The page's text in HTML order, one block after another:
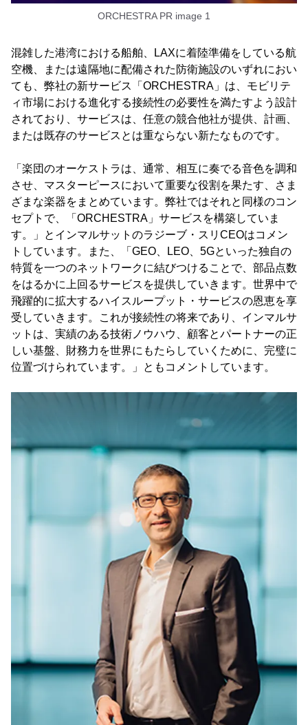
ORCHESTRA PR image 1
混雑した港湾における船舶、LAXに着陸準備をしている航
空機、または遠隔地に配備された防衛施設のいずれにおい
ても、弊社の新サービス「ORCHESTRA」は、モビリテ
ィ市場における進化する接続性の必要性を満たすよう設計
されており、サービスは、任意の競合他社が提供、計画、
または既存のサービスとは重ならない新たなものです。
「楽団のオーケストラは、通常、相互に奏でる音色を調和
させ、マスターピースにおいて重要な役割を果たす、さま
ざまな楽器をまとめています。弊社ではそれと同様のコン
セプトで、「ORCHESTRA」サービスを構築していま
す。」とインマルサットのラジーブ・スリCEOはコメン
トしています。また、「GEO、LEO、5Gといった独自の
特質を一つのネットワークに結びつけることで、部品点数
をはるかに上回るサービスを提供していきます。世界中で
飛躍的に拡大するハイスループット・サービスの恩恵を享
受していきます。これが接続性の将来であり、インマルサ
ットは、実績のある技術ノウハウ、顧客とパートナーの正
しい基盤、財務力を世界にもたらしていくために、完璧に
位置づけられています。」ともコメントしています。